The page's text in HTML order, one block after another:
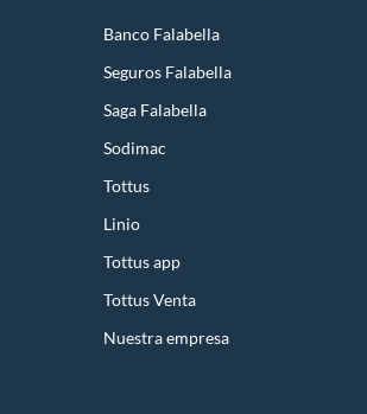
Banco Falabella
Seguros Falabella
Saga Falabella
Sodimac
Tottus
Linio
Tottus app
Tottus Venta
Nuestra empresa